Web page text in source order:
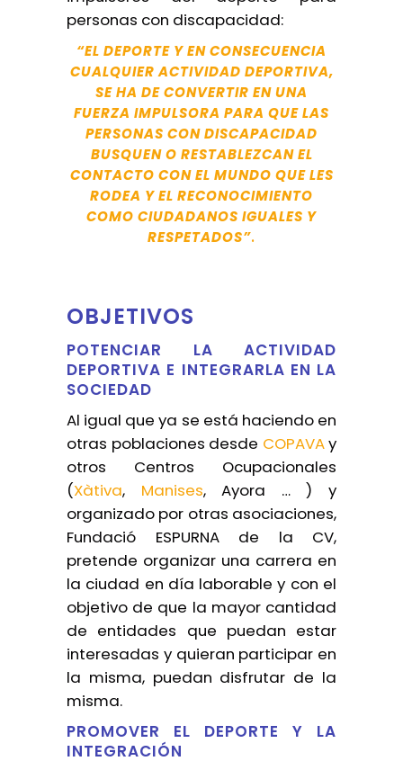
personas con discapacidad:
“EL DEPORTE Y EN CONSECUENCIA
CUALQUIER ACTIVIDAD DEPORTIVA,
SE HA DE CONVERTIR EN UNA
FUERZA IMPULSORA PARA QUE LAS
PERSONAS CON DISCAPACIDAD
BUSQUEN O RESTABLEZCAN EL
CONTACTO CON EL MUNDO QUE LES
RODEA Y EL RECONOCIMIENTO
COMO CIUDADANOS IGUALES Y
RESPETADOS”.
OBJETIVOS
POTENCIAR LA ACTIVIDAD
DEPORTIVA E INTEGRARLA EN LA
SOCIEDAD
Al igual que ya se está haciendo en
otras poblaciones desde COPAVAy
otros Centros Ocupacionales
(Xàtiva, Manises, Ayora … ) y
organizado por otras asociaciones,
Fundació ESPURNA de la CV,
pretende organizar una carrera en
la ciudad en día laborable y con el
objetivo de que la mayor cantidad
de entidades que puedan estar
interesadas y quieran participar en
la misma, puedan disfrutar de la
misma.
PROMOVER EL DEPORTE Y LA
INTEGRACIÓN